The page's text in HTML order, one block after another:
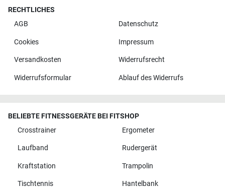
RECHTLICHES
AGB
Datenschutz
Cookies Impressum
Versandkosten Widerrufsrecht
Widerrufsformular Ablauf des Widerrufs
BELIEBTE FITNESSGERÄTE BEI FITSHOP
Crosstrainer
Ergometer
Laufband Rudergerät
Kraftstation Trampolin
Tischtennis Hantelbank